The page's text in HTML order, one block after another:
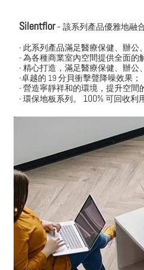
Silentflor - 該系列產品優雅地融
- 此系列產品滿足醫療保健、辦公
- 為各種商業室內空間提供全面的
- 精心打造，滿足醫療保健、辦公
-卓越的 19 分貝衝擊聲降噪效果；
- 營造寧靜祥和的環境，提升空間
- 環保地板系列。 100% 可回收利